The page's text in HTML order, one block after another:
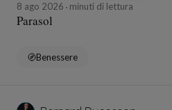
8 ago 2026 minuti di lettura
Parasol
Benessere